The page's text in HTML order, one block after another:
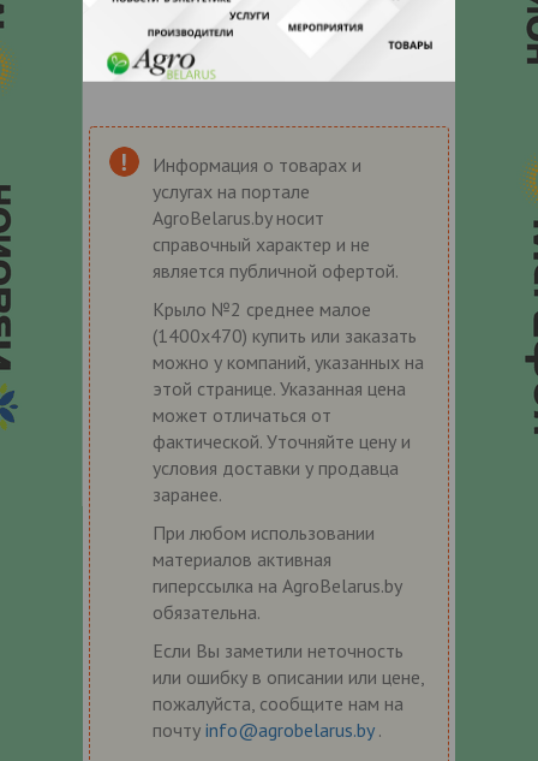
Информация о товарах и
услугах на портале
AgroBelarus.by носит
справочный характер и не
является публичной офертой.
Крыло №2 среднее малое
(1400х470) купить или заказать
можно у компаний, указанных на
этой странице. Указанная цена
может отличаться от
фактической. Уточняйте цену и
условия доставки у продавца
заранее.
При любом использовании
материалов активная
гиперссылка на AgroBelarus.by
обязательна.
Если Вы заметили неточность
или ошибку в описании или цене,
пожалуйста, сообщите нам на
почту info@agrobelarus.by .